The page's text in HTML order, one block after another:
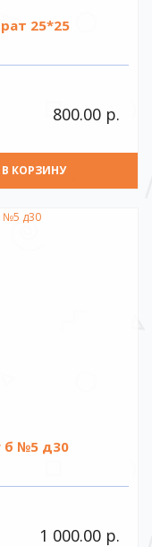
25*25
800.00 р.
В КОРЗИНУ
б №5 д30
1 000.00 р.